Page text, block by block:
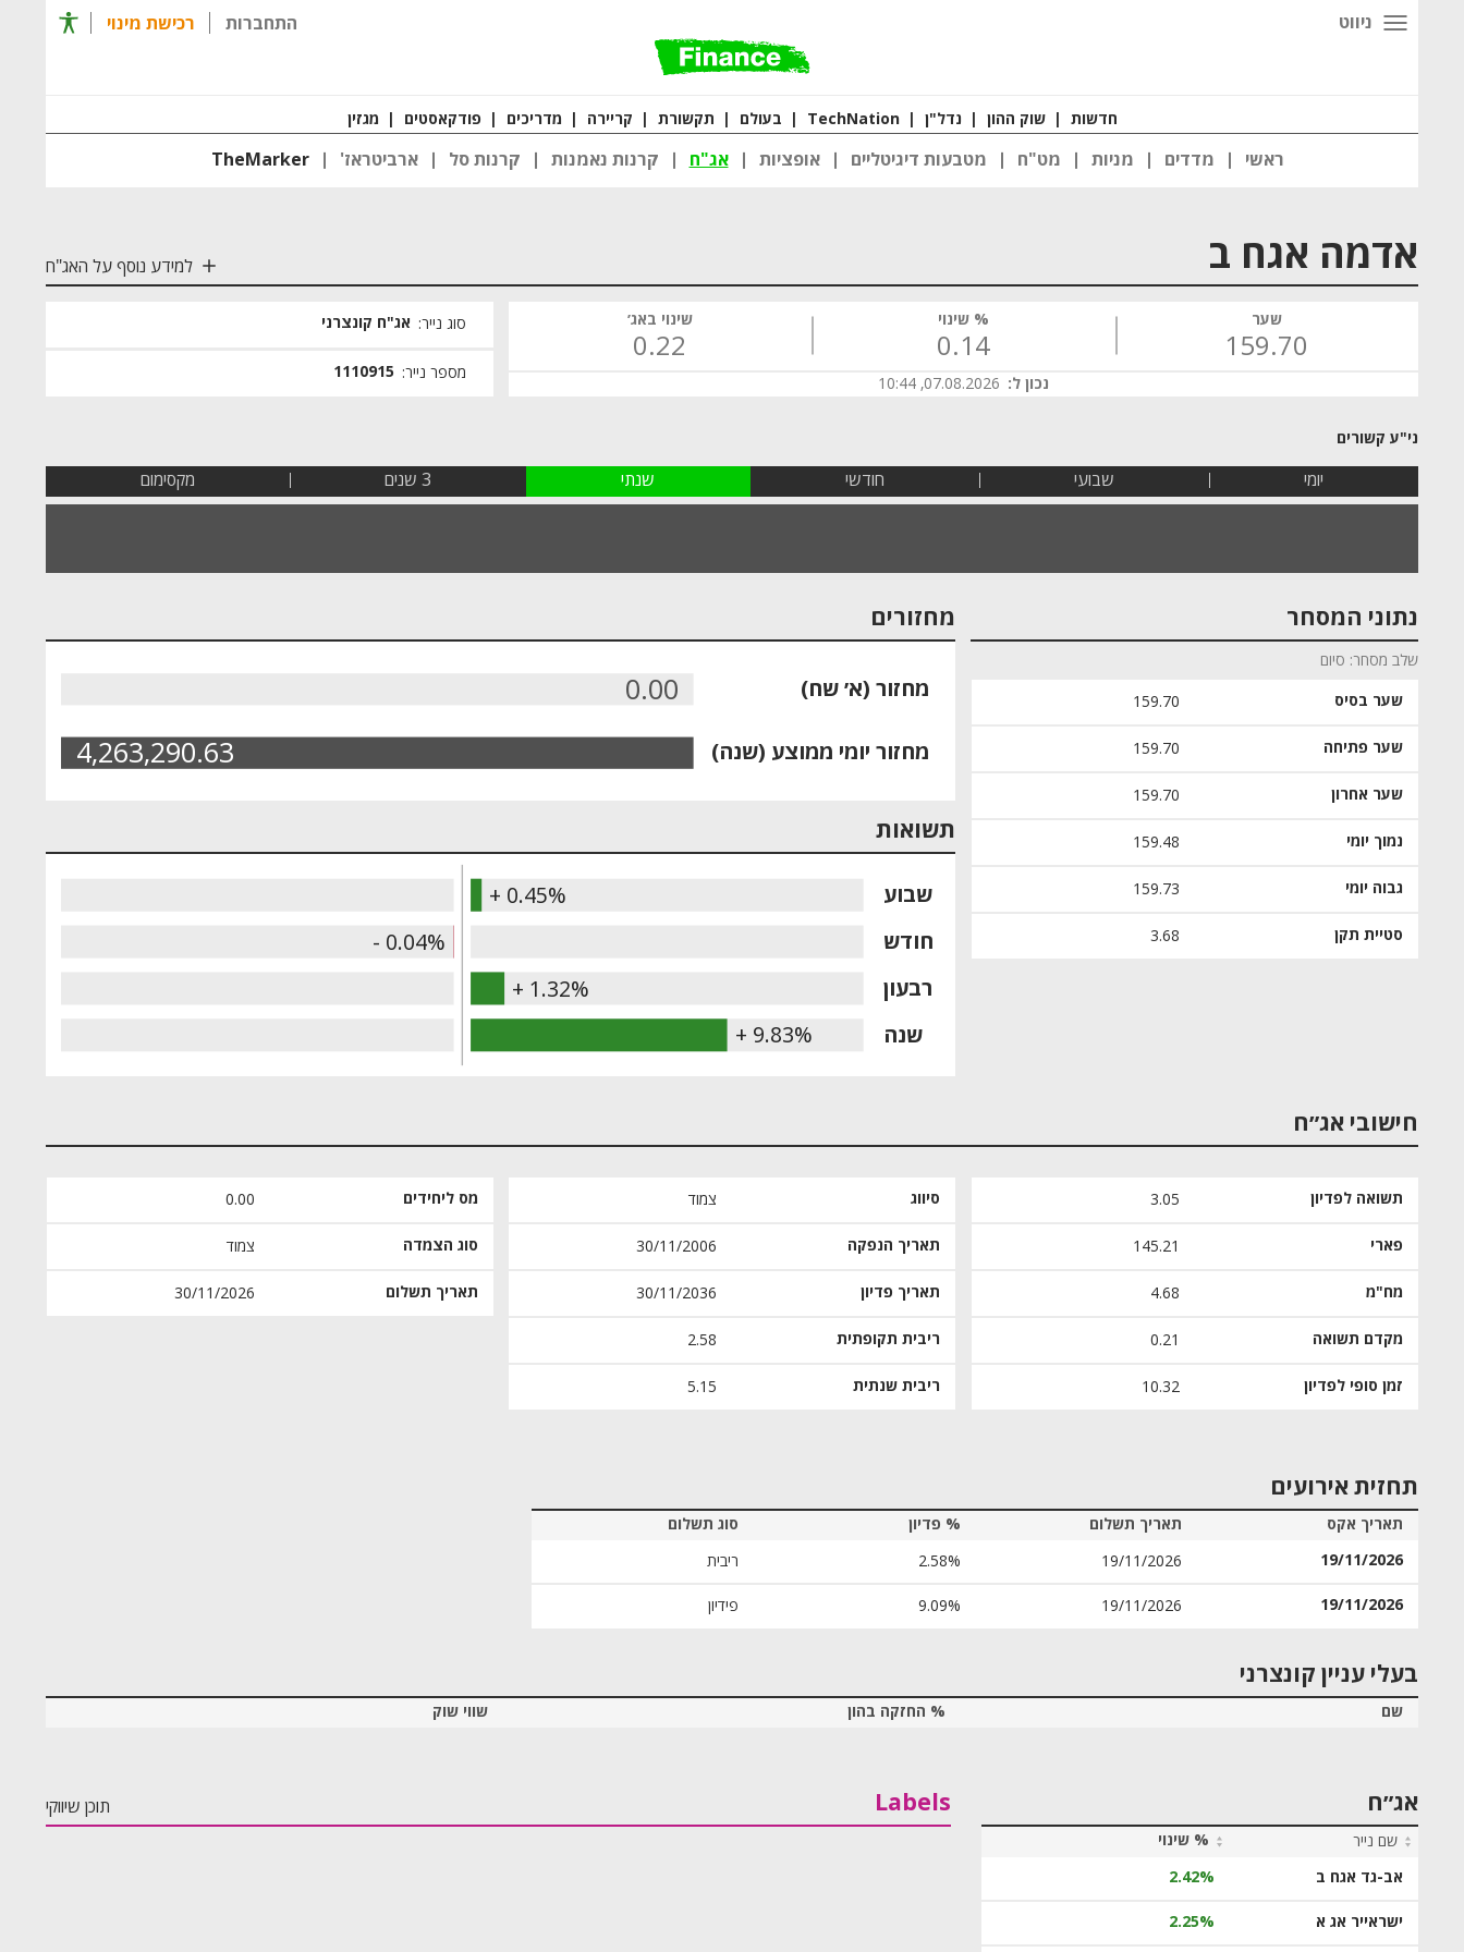
ניווט התחברות רכישת מינוי רכישת מינוי
חדשות שוק ההון נדל"ן TechNation בעולם תקשורת קריירה מדריכים פודקאסטים מגזין
ראשי מדדים מניות מט"ח מטבעות דיגיטליים אופציות אג"ח קרנות נאמנות קרנות סל ארביטראז' TheMarker
אדמה אגח ב למידע נוסף על האג"ח
שער
159.70
% שינוי
0.14
שינוי באג׳
0.22
נכון ל: 07.08.2026, 10:44
סוג נייר: אג"ח קונצרני
מספר נייר: 1110915
יומי שבועי חודשי שנתי 3 שנים מקסימום
נתוני המסחר
שלב מסחר סיום
שער בסיס 159.70
שער פתיחה 159.70
שער אחרון 159.70
נמוך יומי 159.48
גבוה יומי 159.73
סטיית תקן 3.68
מחזורים
0.00
4,263,290.63
מחזור יומי ממוצע (שנה)
מחזור (א׳ שח)
תשואות
+ 0.45%
- 0.04%
+ 1.32%
+ 9.83% שנה
רבעון
חודש
שבוע
חישובי אג״ח
תשואה לפדיון 3.05
פארי 145.21
מח"מ 4.68
מקדם תשואה 0.21
זמן סופי לפדיון 10.32
סיווג צמוד
תאריך הנפקה 30/11/2006
תאריך פדיון 30/11/2036
ריבית תקופתית 2.58
ריבית שנתית 5.15
מס ליחידים 0.00
סוג הצמדה צמוד
תאריך תשלום 30/11/2026
תחזית אירועים
תאריך אקס תאריך תשלום % פדיון
סוג תשלום
19/11/2026
19/11/2026
2.58% ריבית
19/11/2026
19/11/2026
9.09% פידיון
בעלי עניין קונצרני
שם % החזקה בהון שווי שוק
אג״ח
שם נייר
% שינוי
אב-גד אגח ב
2.42%
ישראייר אג א 2.25%
Labels תוכן שיווקי